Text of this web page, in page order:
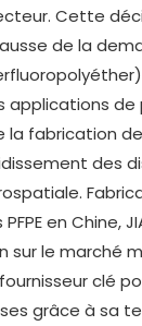
Cette
de la
applications de
la fabrication
des
en Chine,
sur le marché
clé
grâce à sa